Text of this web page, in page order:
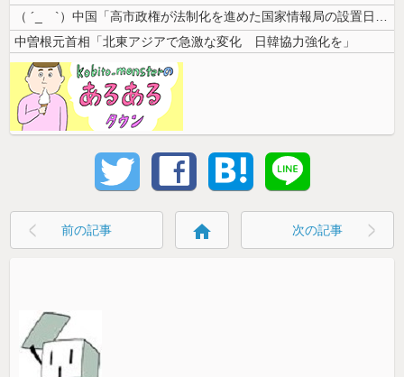
（ ´_ゝ`）中国「高市政権が法制化を進めた国家情報局の設置日が7月3...
中曽根元首相「北東アジアで急激な変化 日韓協力強化を」
前の記事 home 次の記事